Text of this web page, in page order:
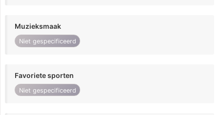
Muzieksmaak
Niet gespecificeerd
Favoriete sporten
Niet gespecificeerd